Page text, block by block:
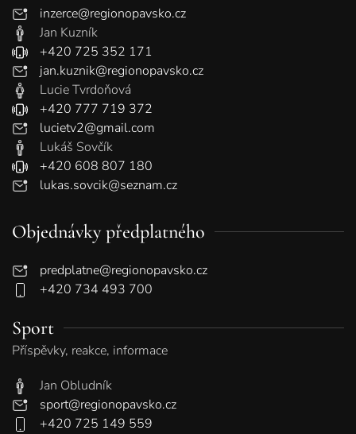
inzerce@regionopavsko.cz
Jan Kuzník
+420 725 352 171
jan.kuznik@regionopavsko.cz
Lucie Tvrdoňová
+420 777 719 372
lucietv2@gmail.com
Lukáš Sovčík
+420 608 807 180
lukas.sovcik@seznam.cz
Objednávky předplatného
predplatne@regionopavsko.cz
+420 734 493 700
Sport
Příspěvky, reakce, informace
Jan Obludník
sport@regionopavsko.cz
+420 725 149 559